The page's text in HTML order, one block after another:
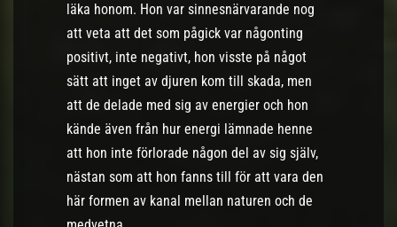
läka honom. Hon var sinnesnärvarande nog
att veta att det som pågick var någonting
positivt, inte negativt, hon visste på något
sätt att inget av djuren kom till skada, men
att de delade med sig av energier och hon
kände även från hur energi lämnade henne
att hon inte förlorade någon del av sig själv,
nästan som att hon fanns till för att vara den
här formen av kanal mellan naturen och de